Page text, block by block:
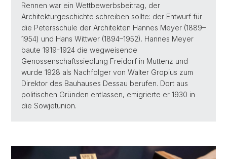
Rennen war ein Wettbewerbsbeitrag, der
Architekturgeschichte schreiben sollte: der Entwurf für
die Petersschule der Architekten Hannes Meyer (1889–
1954) und Hans Wittwer (1894–1952). Hannes Meyer
baute 1919-1924 die wegweisende
Genossenschaftssiedlung Freidorf in Muttenz und
wurde 1928 als Nachfolger von Walter Gropius zum
Direktor des Bauhauses Dessau berufen. Dort aus
politischen Gründen entlassen, emigrierte er 1930 in
die Sowjetunion.